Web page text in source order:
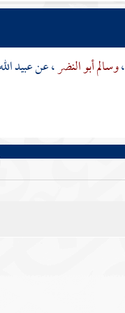
،وسالم أبو النضر، عن عبيد